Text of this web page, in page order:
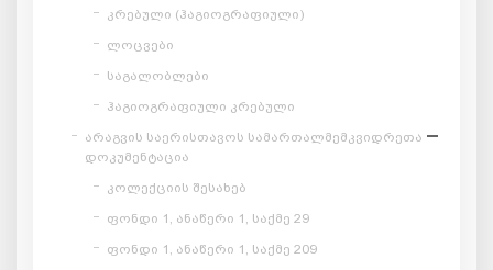
კრებული (ჰაგიოგრაფიული)
ლოცვები
საგალობლები
ჰაგიოგრაფიული კრებული
არაგვის საერისთავოს სამართალმემკვიდრეთა
დოკუმენტაცია
კოლექციის შესახებ
ფონდი 1, ანაწერი 1, საქმე 29
ფონდი 1, ანაწერი 1, საქმე 209